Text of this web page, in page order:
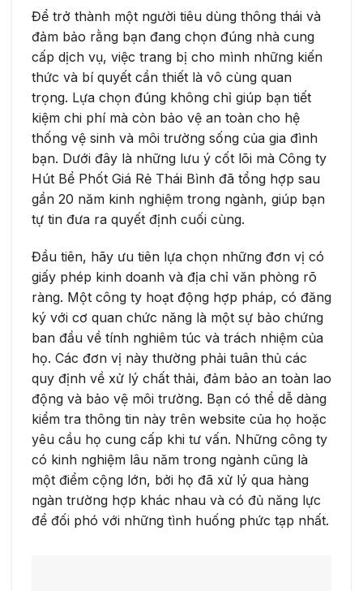
Để trở thành một người tiêu dùng thông thái và
đảm bảo rằng bạn đang chọn đúng nhà cung
cấp dịch vụ, việc trang bị cho mình những kiến
thức và bí quyết cần thiết là vô cùng quan
trọng. Lựa chọn đúng không chỉ giúp bạn tiết
kiệm chi phí mà còn bảo vệ an toàn cho hệ
thống vệ sinh và môi trường sống của gia đình
bạn. Dưới đây là những lưu ý cốt lõi mà Công ty
Hút Bể Phốt Giá Rẻ Thái Bình đã tổng hợp sau
gần 20 năm kinh nghiệm trong ngành, giúp bạn
tự tin đưa ra quyết định cuối cùng.
Đầu tiên, hãy ưu tiên lựa chọn những đơn vị có
giấy phép kinh doanh và địa chỉ văn phòng rõ
ràng. Một công ty hoạt động hợp pháp, có đăng
ký với cơ quan chức năng là một sự bảo chứng
ban đầu về tính nghiêm túc và trách nhiệm của
họ. Các đơn vị này thường phải tuân thủ các
quy định về xử lý chất thải, đảm bảo an toàn lao
động và bảo vệ môi trường. Bạn có thể dễ dàng
kiểm tra thông tin này trên website của họ hoặc
yêu cầu họ cung cấp khi tư vấn. Những công ty
có kinh nghiệm lâu năm trong ngành cũng là
một điểm cộng lớn, bởi họ đã xử lý qua hàng
ngàn trường hợp khác nhau và có đủ năng lực
để đối phó với những tình huống phức tạp nhất.